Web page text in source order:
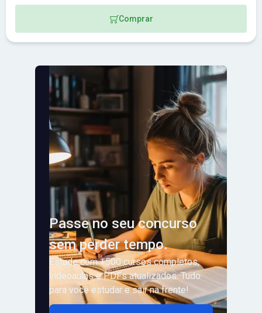
Comprar
Passe no seu concurso
sem perder tempo.
Estude com +500 cursos completos,
videoaulas e PDFs atualizados. Tudo
para você estudar e sair na frente!